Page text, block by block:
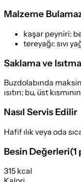
Malzeme
kaşar peyniri:
tereyağı: sıvı
Saklama ve Isıtma
Buzdolabında
ısıtın; bu, üst
Nasıl Servis Edilir
Hafif ılık veya oda
Besin Değerleri(1
315 kcal